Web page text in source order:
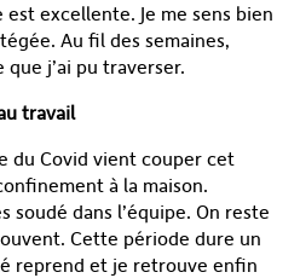
est excellente. Je me sens bien
Au fil des semaines,
que j’ai pu traverser.
travail
du Covid vient couper cet
à la maison.
soudé dans l’équipe. On reste
Cette période dure un
reprend et je retrouve enfin